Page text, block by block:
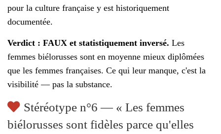
pour la culture française y est historiquement
documentée.
Verdict : FAUX et statistiquement inversé. Les
femmes biélorusses sont en moyenne mieux diplômées
que les femmes françaises. Ce qui leur manque, c'est la
visibilité — pas la substance.
Stéréotype n°6 — « Les femmes
biélorusses sont fidèles parce qu'elles